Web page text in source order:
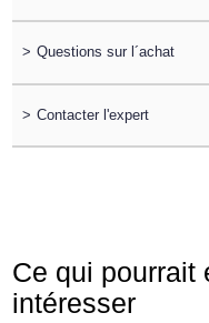
> Questions sur l´achat
> Contacter l'expert
Ce qui pourrait
intéresser